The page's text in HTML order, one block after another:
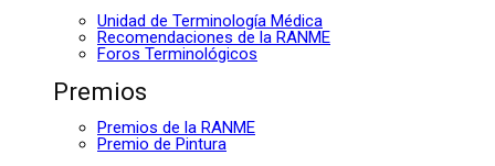
Unidad de Terminología Médica
Recomendaciones de la RANME
Foros Terminológicos
Premios
Premios de la RANME
Premio de Pintura